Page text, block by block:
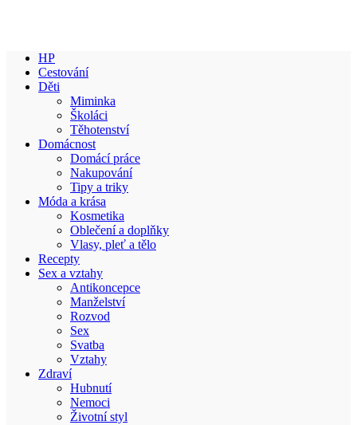
HP
Cestování
Děti
Miminka
Školáci
Těhotenství
Domácnost
Domácí práce
Nakupování
Tipy a triky
Móda a krása
Kosmetika
Oblečení a doplňky
Vlasy, pleť a tělo
Recepty
Sex a vztahy
Antikoncepce
Manželství
Rozvod
Sex
Svatba
Vztahy
Zdraví
Hubnutí
Nemoci
Životní styl